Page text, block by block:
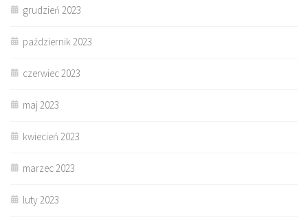
grudzień 2023
październik 2023
czerwiec 2023
maj 2023
kwiecień 2023
marzec 2023
luty 2023